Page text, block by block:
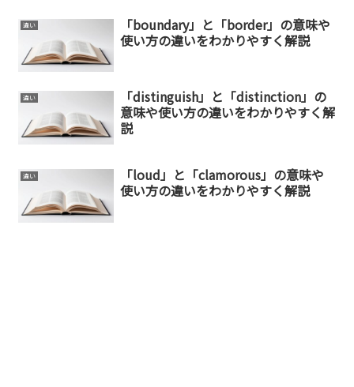
違い
「boundary」と「border」の意味や
使い方の違いをわかりやすく解説
違い
「distinguish」と「distinction」の
意味や使い方の違いをわかりやすく解
説
違い
「loud」と「clamorous」の意味や
使い方の違いをわかりやすく解説